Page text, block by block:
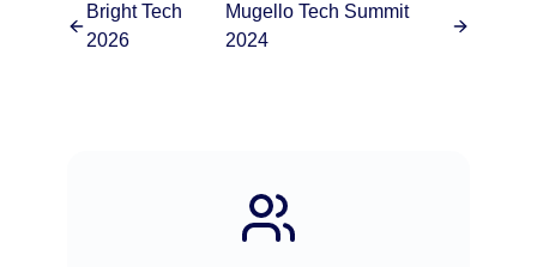
Bright Tech
2026
Mugello Tech Summit
2024